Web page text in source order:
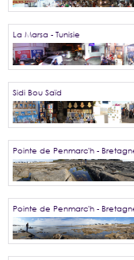
La Marsa - Tunisie
Sidi Bou Saïd
Pointe de Penmarc'h -
Pointe de Penmarc'h -